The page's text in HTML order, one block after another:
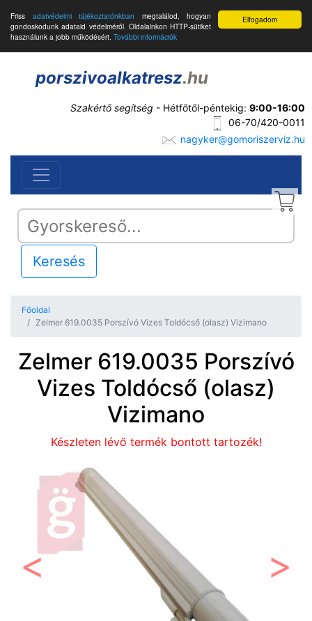
Elfogadom
Friss adatvédelmi tájékoztatónkban megtalálod, hogyan
gondoskodunk adataid védelméről. Oldalainkon HTTP-sütiket
használunk a jobb működésért. További információk
porszivoalkatresz.hu
Szakértő segítség - Hétfőtől-péntekig: 9:00-16:00
06-70/420-0011
nagyker@gomoriszerviz.hu
Keresés
Főoldal
Zelmer 619.0035 Porszívó Vizes Toldócső (olasz) Vizimano
Zelmer 619.0035 Porszívó
Vizes Toldócső (olasz)
Vizimano
Készleten lévő termék bontott tartozék!
Előző